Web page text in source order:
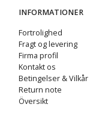
INFORMATIONER
Fortrolighed
Fragt og levering
Firma profil
Kontakt os
Betingelser & Vilkår
Return note
Översikt